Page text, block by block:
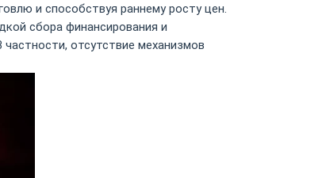
и способствуя раннему росту цен.
сбора финансирования и
отсутствие механизмов